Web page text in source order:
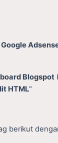
Blogspot
HTML"
berikut